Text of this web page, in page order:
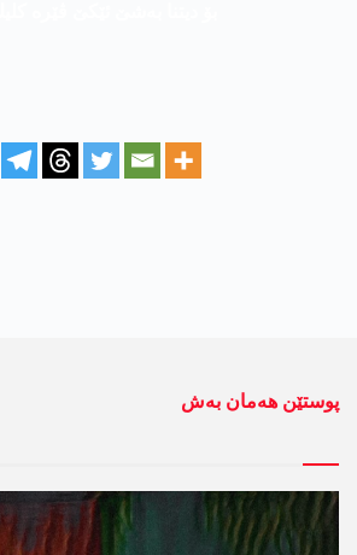
پوستێن ھەمان بەش